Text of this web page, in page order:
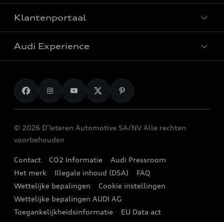
Plug-in hybrides wagens
Gezinswagens
Stadswagens
Een testrit aanvragen
Een offerte aanvragen
Uw Audi verdeler
Overnamewaarde
Audi Approved :plus
Audi stockwagens
Particulieren
Professionals
Klantenportaal
Onderhoud & reparatie
Originele Audi Accessoires
myAudi
Terugroepacties
Audi digital services
Audi verdelers
Partnercontracten en independent operators
Audi Experience
Laden
Audi Sport
Audi e-shop
Stories of Progress
Newsletter
© 2026 D’Ieteren Automotive SA/NV Alle rechten
voorbehouden
Contact CO2 Informatie
Audi Pressroom
Het merk
Illegale inhoud (DSA)
FAQ
Wettelijke bepalingen
Cookie instellingen
Wettelijke bepalingen AUDI AG
Toegankelijkheidsinformatie
EU Data act